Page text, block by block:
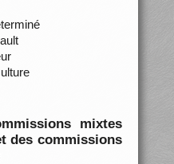
mixtes
des commissions